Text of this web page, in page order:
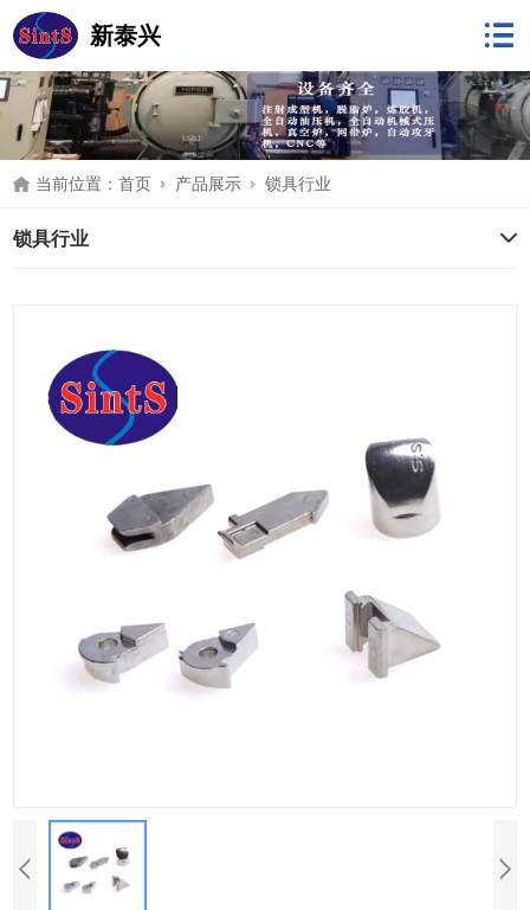
新泰兴
当前位置：首页 产品展示 锁具行业
锁具行业